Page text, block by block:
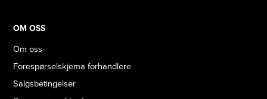
OM OSS
Om oss
Forespørselskjema forhandlere
Salgsbetingelser